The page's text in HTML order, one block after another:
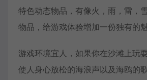
特色动态物品，有像火，雨，雷，
物品，给游戏体验增加一份独有的魅
游戏环境宜人，如果你在沙滩上玩
使人身心放松的海浪声以及海鸥的